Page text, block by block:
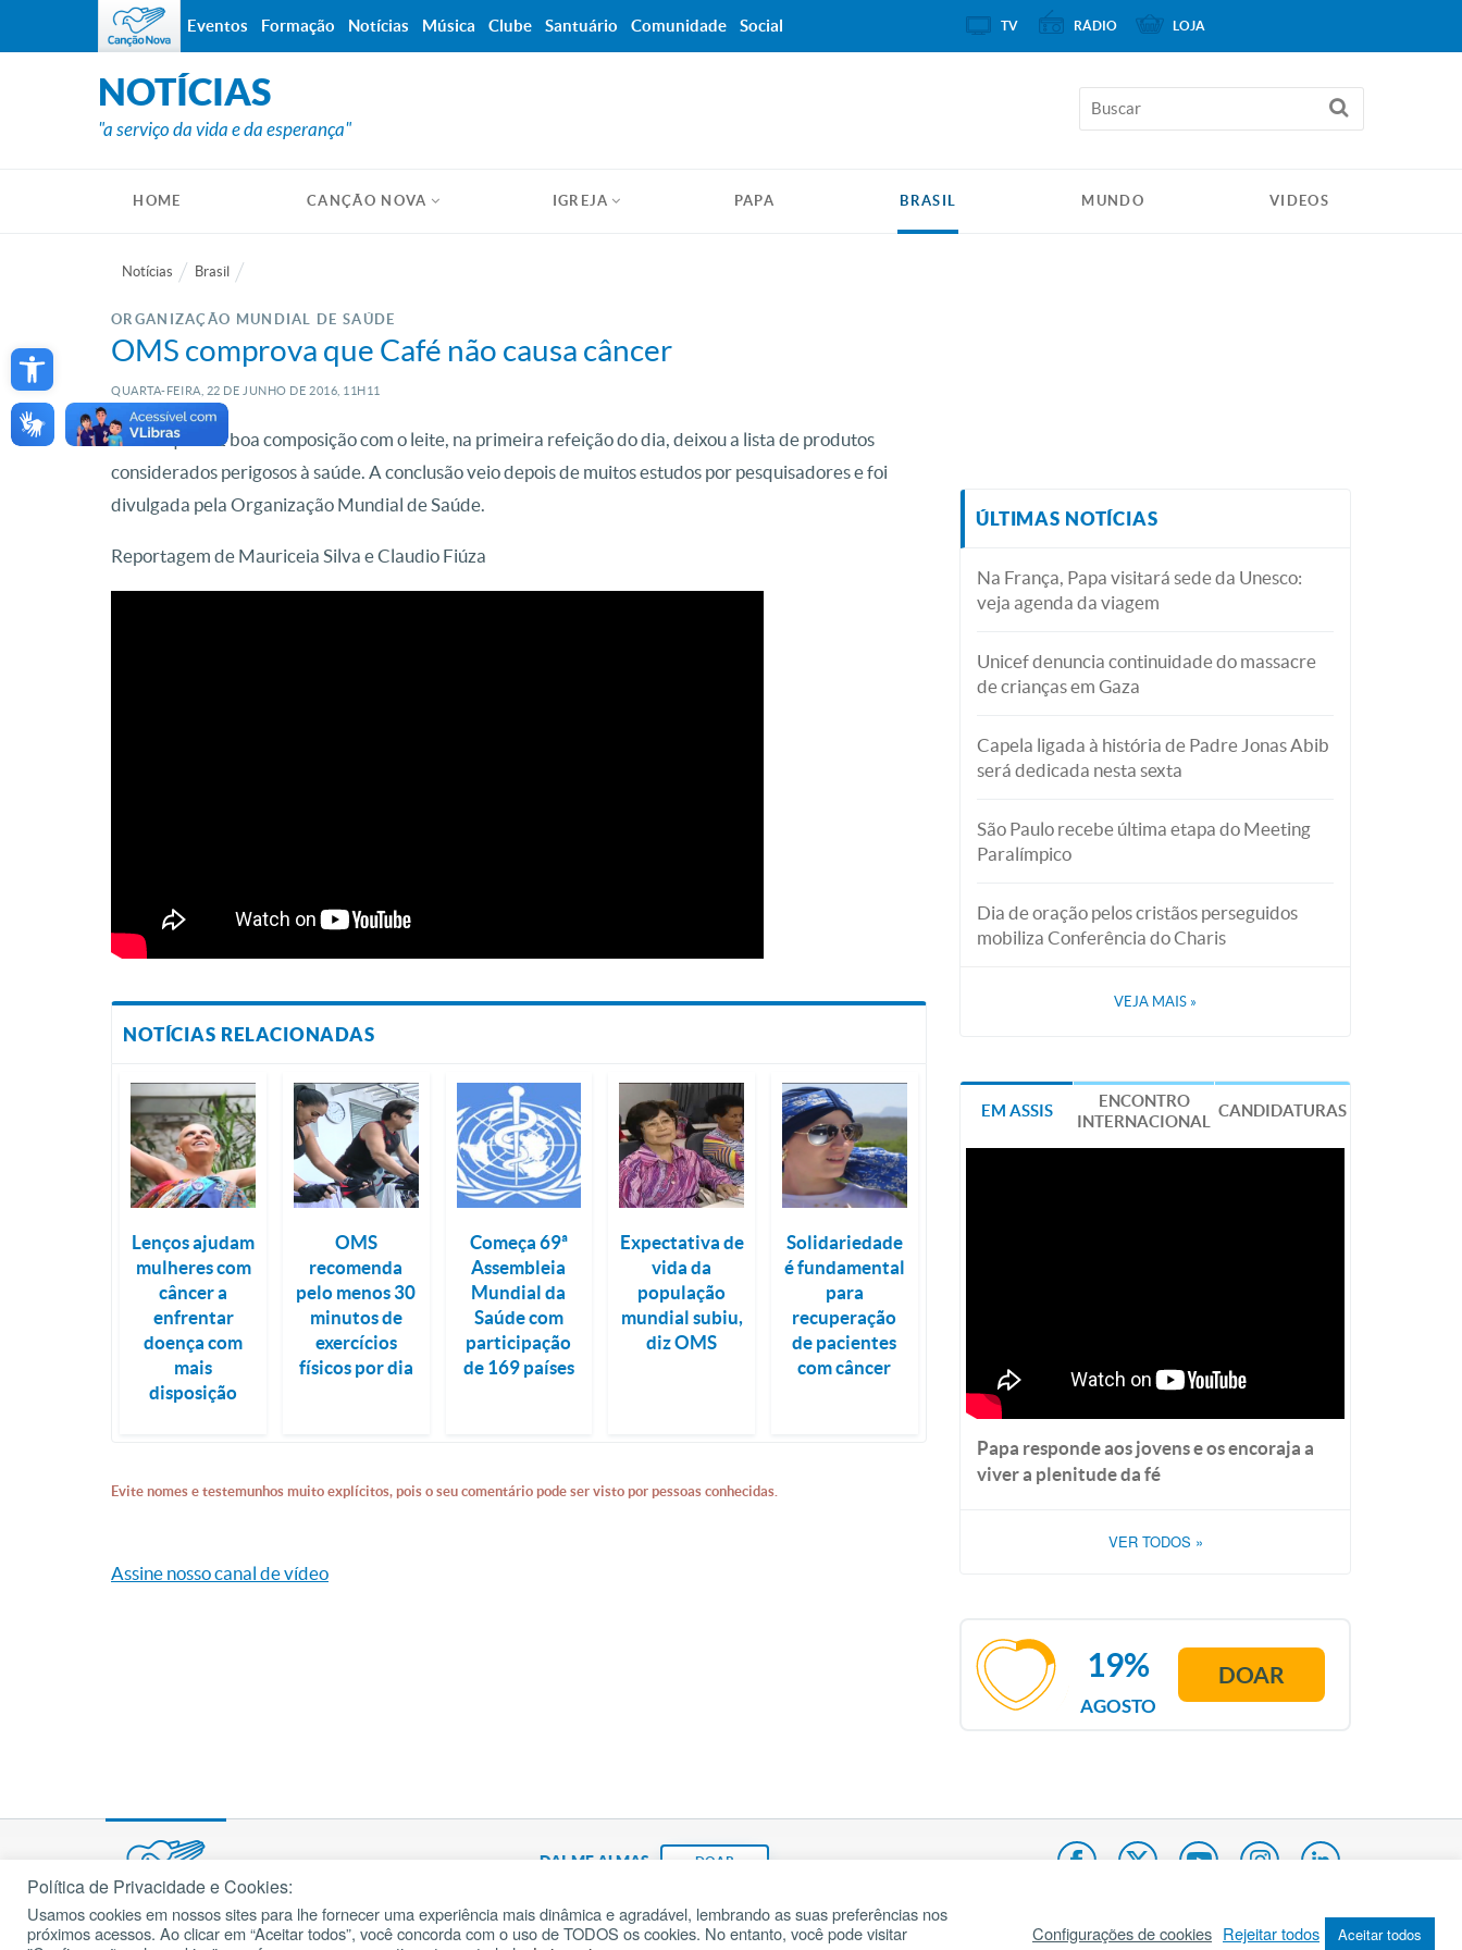
Open toolbar
NOTÍCIAS
"a serviço da vida e da esperança"
HOME CANÇÃO NOVA IGREJA PAPA BRASIL MUNDO VIDEOS
Notícias Brasil
ORGANIZAÇÃO MUNDIAL DE SAÚDE
OMS comprova que Café não causa câncer
QUARTA-FEIRA, 22 DE JUNHO DE 2016, 11H11
O café que faz boa composição com o leite, na primeira refeição do dia, deixou a lista de produtos
considerados perigosos à saúde. A conclusão veio depois de muitos estudos por pesquisadores e foi
divulgada pela Organização Mundial de Saúde.
Reportagem de Mauriceia Silva e Claudio Fiúza
NOTÍCIAS RELACIONADAS
Lenços ajudam
mulheres com
câncer a
enfrentar
doença com
mais
disposição
OMS
recomenda
pelo menos 30
minutos de
exercícios
físicos por dia
Começa 69ª
Assembleia
Mundial da
Saúde com
participação
de 169 países
Expectativa de
vida da
população
mundial subiu,
diz OMS
Solidariedade
é fundamental
para
recuperação
de pacientes
com câncer
Evite nomes e testemunhos muito explícitos, pois o seu comentário pode ser visto por pessoas conhecidas.
Assine nosso canal de vídeo
ÚLTIMAS NOTÍCIAS
Na França, Papa visitará sede da Unesco:
veja agenda da viagem
Unicef denuncia continuidade do massacre
de crianças em Gaza
Capela ligada à história de Padre Jonas Abib
será dedicada nesta sexta
São Paulo recebe última etapa do Meeting
Paralímpico
Dia de oração pelos cristãos perseguidos
mobiliza Conferência do Charis
VEJA MAIS »
EM ASSIS
ENCONTRO
INTERNACIONAL
CANDIDATURAS
Papa responde aos jovens e os encoraja a
viver a plenitude da fé
VER TODOS »
AGOSTO
19% DOAR
Eventos Formação Notícias Música Clube Santuário Comunidade Social TV RÁDIO LOJA
DAI-ME ALMAS DOAR
Fundação João Paulo II Pedido de Oração Mapa do site Internacional
cancaonova.com© 2002 – 2026
Todos os direitos reservados.
Política de Privacidade e Cookies:
Usamos cookies em nossos sites para lhe fornecer uma experiência mais dinâmica e agradável, lembrando as suas preferências nos
próximos acessos. Ao clicar em “Aceitar todos”, você concorda com o uso de TODOS os cookies. No entanto, você pode visitar
Configurações de cookies Rejeitar todos Aceitar todos